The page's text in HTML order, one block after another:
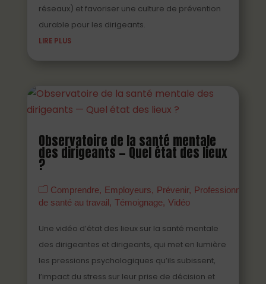
réseaux) et favoriser une culture de prévention
durable pour les dirigeants.
LIRE PLUS
Observatoire de la santé mentale
des dirigeants — Quel état des lieux
?
Comprendre Employeurs Prévenir
Professionnels
de santé au travail Témoignage Vidéo
Une vidéo d’état des lieux sur la santé mentale
des dirigeantes et dirigeants, qui met en lumière
les pressions psychologiques qu’ils subissent,
l’impact du stress sur leur prise de décision et